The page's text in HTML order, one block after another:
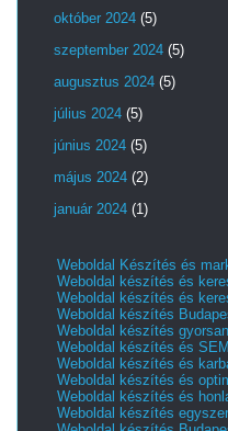
október 2024 (5)
szeptember 2024 (5)
augusztus 2024 (5)
július 2024 (5)
június 2024 (5)
május 2024 (2)
január 2024 (1)
Weboldal Készítés és
Weboldal készítés és
Weboldal készítés és
Weboldal készítés
Weboldal készítés gyorsan
Weboldal készítés és SEM
Weboldal készítés és
Weboldal készítés és
Weboldal készítés és
Weboldal készítés